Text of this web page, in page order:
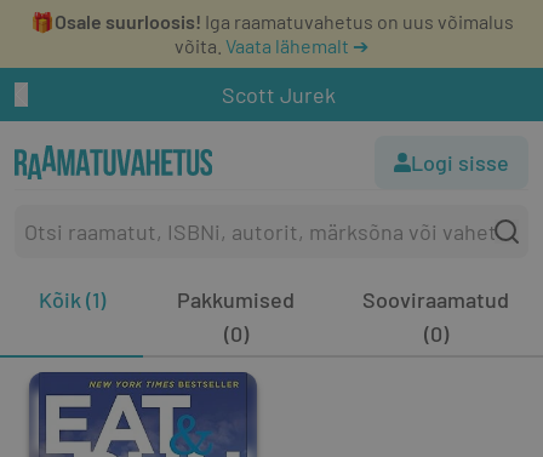
🎁Osale suurloosis! Iga raamatuvahetus on uus võimalus
võita. Vaata lähemalt ➔
Scott Jurek
Logi sisse
Kõik (1)
Pakkumised
(0)
Sooviraamatud
(0)